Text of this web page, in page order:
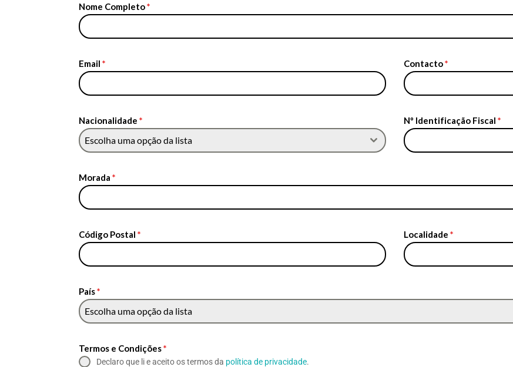
Nome Completo*
Email* Contacto*
Nacionalidade*
Escolha uma opção da lista
Nº Identificação Fiscal *
Morada*
Código Postal* Localidade *
País*
Escolha uma opção da lista
Termos e Condições*
Declaro que li e aceito os termos da política de privacidade.